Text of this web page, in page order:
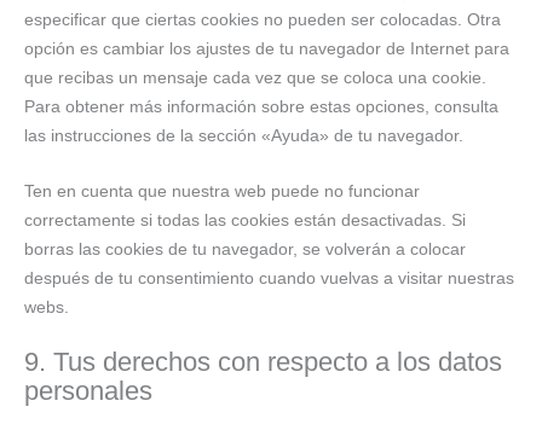
especificar que ciertas cookies no pueden ser colocadas. Otra
opción es cambiar los ajustes de tu navegador de Internet para
que recibas un mensaje cada vez que se coloca una cookie.
Para obtener más información sobre estas opciones, consulta
las instrucciones de la sección «Ayuda» de tu navegador.
Ten en cuenta que nuestra web puede no funcionar
correctamente si todas las cookies están desactivadas. Si
borras las cookies de tu navegador, se volverán a colocar
después de tu consentimiento cuando vuelvas a visitar nuestras
webs.
9. Tus derechos con respecto a los datos
personales